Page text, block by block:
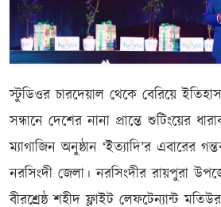
স্টুডিওর চারদেয়াল থেকে বেরিয়ে
সন্ধানে দেশের নানা প্রান্তে শুটিংয়ের
ম্যাগাজিন অনুষ্ঠান ‘ইত্যাদি’র এবারের
নরসিংদী জেলা। নরসিংদীর রায়পুরা
বীরশ্রেষ্ঠ শহীদ ফ্লাইট লেফটেন্যান্ট